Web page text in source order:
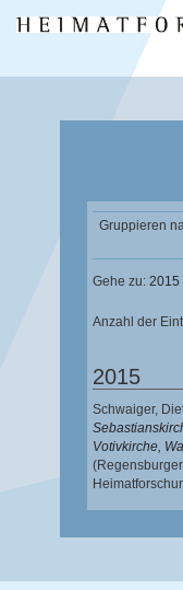
Gruppieren
Gehe zu: 2015
Anzahl der
2015
Schwaiger,
Votivkirche,